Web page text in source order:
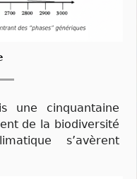
une cinquantaine
de la biodiversité
s’avèrent